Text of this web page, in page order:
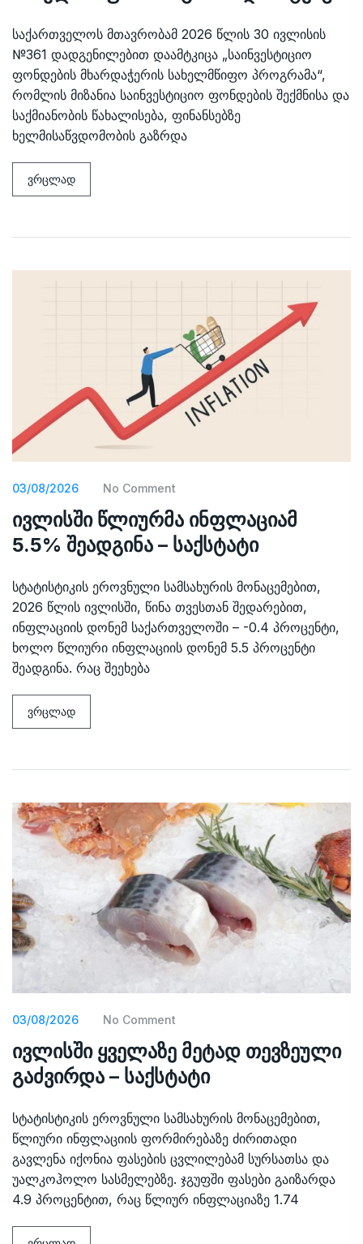
საქართველოს მთავრობამ 2026 წლის 30 ივლისის
№361 დადგენილებით დაამტკიცა „საინვესტიციო
ფონდების მხარდაჭერის სახელმწიფო პროგრამა“,
რომლის მიზანია საინვესტიციო ფონდების შექმნისა და
საქმიანობის წახალისება, ფინანსებზე
ხელმისაწვდომობის გაზრდა
ვრცლად
03/08/2026 No Comment
ივლისში წლიურმა ინფლაციამ
5.5% შეადგინა – საქსტატი
სტატისტიკის ეროვნული სამსახურის მონაცემებით,
2026 წლის ივლისში, წინა თვესთან შედარებით,
ინფლაციის დონემ საქართველოში – -0.4 პროცენტი,
ხოლო წლიური ინფლაციის დონემ 5.5 პროცენტი
შეადგინა. რაც შეეხება
ვრცლად
03/08/2026 No Comment
ივლისში ყველაზე მეტად თევზეული
გაძვირდა – საქსტატი
სტატისტიკის ეროვნული სამსახურის მონაცემებით,
წლიური ინფლაციის ფორმირებაზე ძირითადი
გავლენა იქონია ფასების ცვლილებამ სურსათსა და
უალკოჰოლო სასმელებზე. ჯგუფში ფასები გაიზარდა
4.9 პროცენტით, რაც წლიურ ინფლაციაზე 1.74